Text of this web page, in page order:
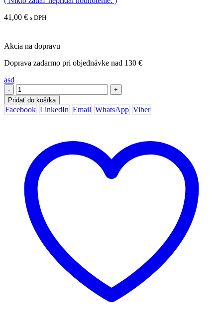
41,00 € s DPH
Akcia na dopravu
Doprava zadarmo pri objednávke nad 130 €
asd
-
+
Pridať do košíka
Facebook LinkedIn Email WhatsApp Viber